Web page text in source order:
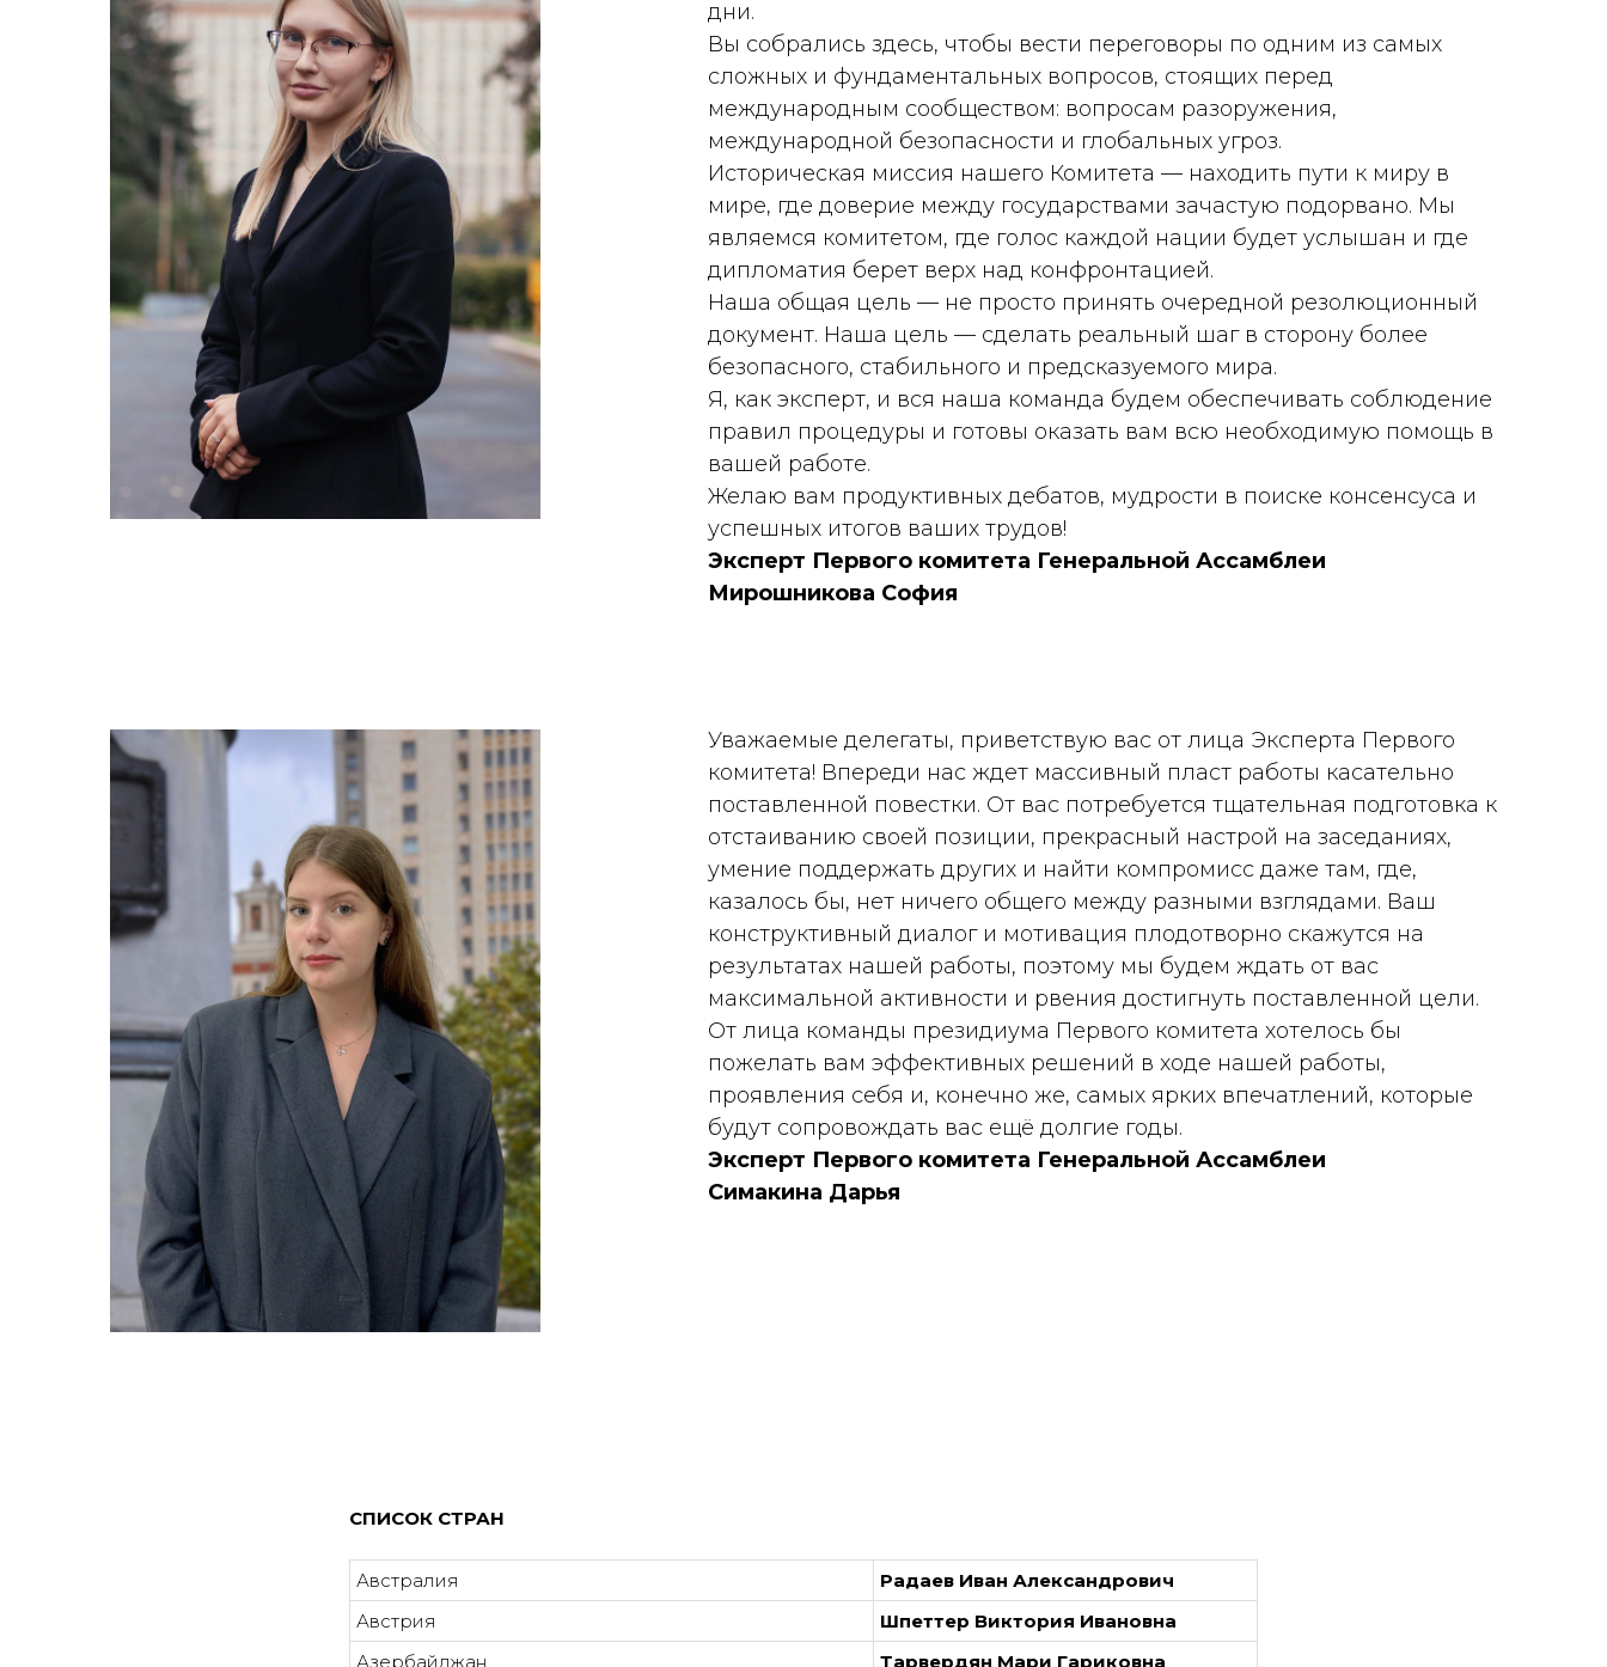
дни.
Вы собрались здесь, чтобы вести переговоры по одним из самых
сложных и фундаментальных вопросов, стоящих перед
международным сообществом: вопросам разоружения,
международной безопасности и глобальных угроз.
Историческая миссия нашего Комитета — находить пути к миру в
мире, где доверие между государствами зачастую подорвано. Мы
являемся комитетом, где голос каждой нации будет услышан и где
дипломатия берет верх над конфронтацией.
Наша общая цель — не просто принять очередной резолюционный
документ. Наша цель — сделать реальный шаг в сторону более
безопасного, стабильного и предсказуемого мира.
Я, как эксперт, и вся наша команда будем обеспечивать соблюдение
правил процедуры и готовы оказать вам всю необходимую помощь в
вашей работе.
Желаю вам продуктивных дебатов, мудрости в поиске консенсуса и
успешных итогов ваших трудов!
Эксперт Первого комитета Генеральной Ассамблеи
Мирошникова София
Уважаемые делегаты, приветствую вас от лица Эксперта Первого
комитета! Впереди нас ждет массивный пласт работы касательно
поставленной повестки. От вас потребуется тщательная подготовка к
отстаиванию своей позиции, прекрасный настрой на заседаниях,
умение поддержать других и найти компромисс даже там, где,
казалось бы, нет ничего общего между разными взглядами. Ваш
конструктивный диалог и мотивация плодотворно скажутся на
результатах нашей работы, поэтому мы будем ждать от вас
максимальной активности и рвения достигнуть поставленной цели.
От лица команды президиума Первого комитета хотелось бы
пожелать вам эффективных решений в ходе нашей работы,
проявления себя и, конечно же, самых ярких впечатлений, которые
будут сопровождать вас ещё долгие годы.
Эксперт Первого комитета Генеральной Ассамблеи
Симакина Дарья
СПИСОК СТРАН
Австралия
Радаев Иван Александрович
Австрия
Шпеттер Виктория Ивановна
Азербайджан
Тарвердян Мари Гариковна